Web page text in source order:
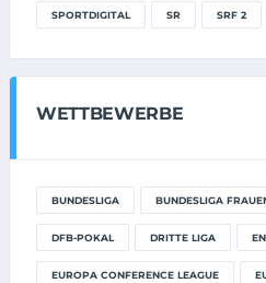
SPORTDIGITAL SR SRF 2
WETTBEWERBE
BUNDESLIGA BUNDESLIGA
DFB-POKAL DRITTE LIGA
EUROPA CONFERENCE LEAGUE